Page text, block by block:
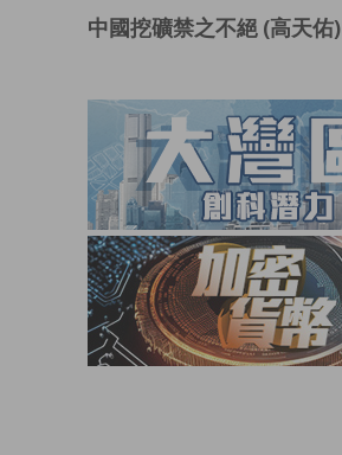
中國挖礦禁之不絕 (高天佑)